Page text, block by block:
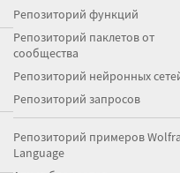
Репозиторий функций
Репозиторий паклетов от
сообщества
Репозиторий нейронных
Репозиторий запросов
Репозиторий примеров
Language